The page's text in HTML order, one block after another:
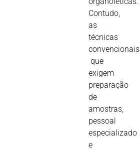
Contudo,
as
técnicas
convencionais
 que
exigem
preparação
de
amostras,
pessoal
especializado
e